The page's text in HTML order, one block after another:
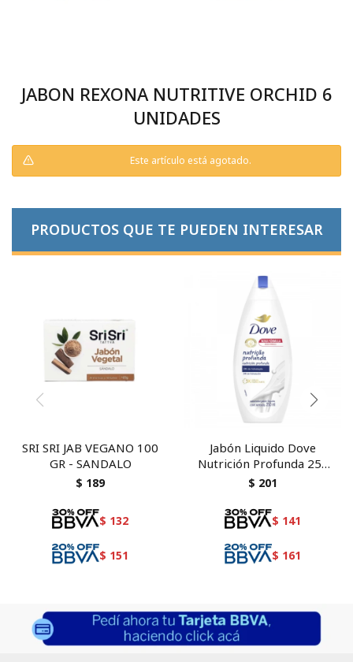
JABON REXONA NUTRITIVE ORCHID 6
UNIDADES
Este artículo está agotado.
PRODUCTOS QUE TE PUEDEN INTERESAR
SRI SRI JAB VEGANO 100
GR - SANDALO
$ 189
$ 132
$ 151
Jabón Liquido Dove
Nutrición Profunda 250
ml
$ 201
$ 141
$ 161